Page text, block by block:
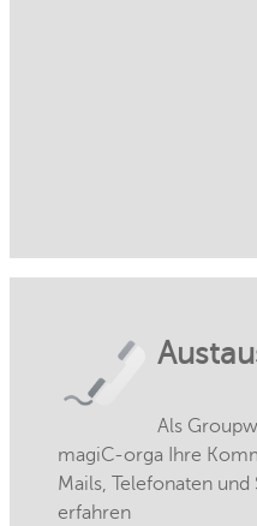
Als
magiC-orga Ihre
Mails, Telefonaten
erfahren